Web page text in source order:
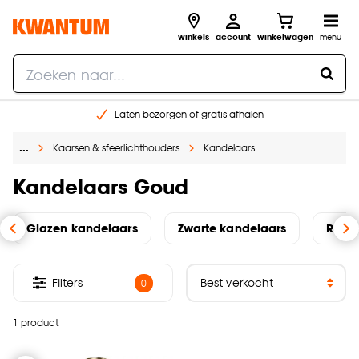
winkels account winkelwagen menu
Laten bezorgen of gratis afhalen
Gratis raam advies en opmeten aan huis
… Kaarsen & sfeerlichthouders Kandelaars
Kandelaars Goud
Glazen kandelaars Zwarte kandelaars
1 product
Filters 0